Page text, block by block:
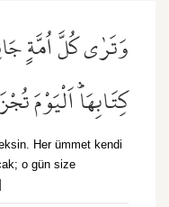
وَتَرٰى كُلَّ اُمَّةٍ
كِتَابِهَاۜ اَلْيَوْمَ
Her ümmet kendi
o gün size